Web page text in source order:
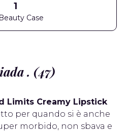
1
Case
. (47)
Limits Creamy Lipstick
per quando si è anche
morbido, non sbava e